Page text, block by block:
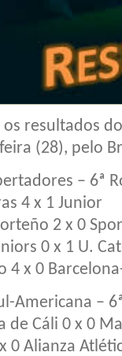
resultados
(28), pelo
– 6ª
4 x 1 Junior
2 x 0
0 x 1 U.
4 x 0
Americana –
de Cáli 0 x 0
0 Alianza